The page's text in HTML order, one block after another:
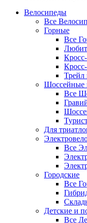
Велосипеды
Все
Горные
Все
Трейл
Шоссейные
Все
Для
Все
Городские
Все
Детские и
Все